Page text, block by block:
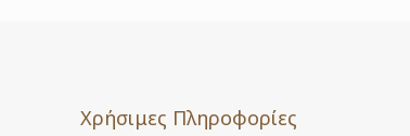
may
Χρήσιμες Πληροφορίες